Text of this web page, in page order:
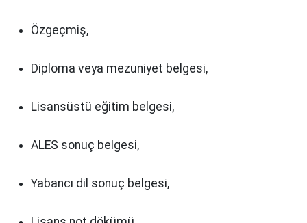
Özgeçmiş,
Diploma veya mezuniyet belgesi,
Lisansüstü eğitim belgesi,
ALES sonuç belgesi,
Yabancı dil sonuç belgesi,